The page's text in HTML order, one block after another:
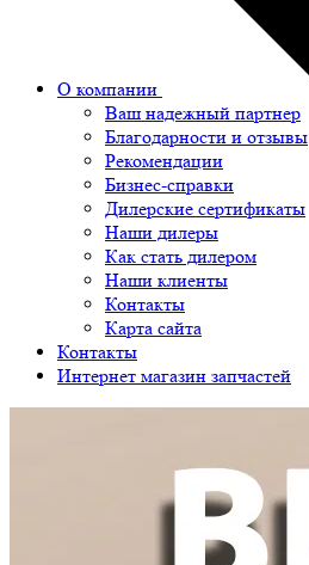
О компании
Ваш надежный партнер
Благодарности и отзывы
Рекомендации
Бизнес-справки
Дилерские сертификаты
Наши дилеры
Как стать дилером
Наши клиенты
Контакты
Карта сайта
Контакты
Интернет магазин запчастей